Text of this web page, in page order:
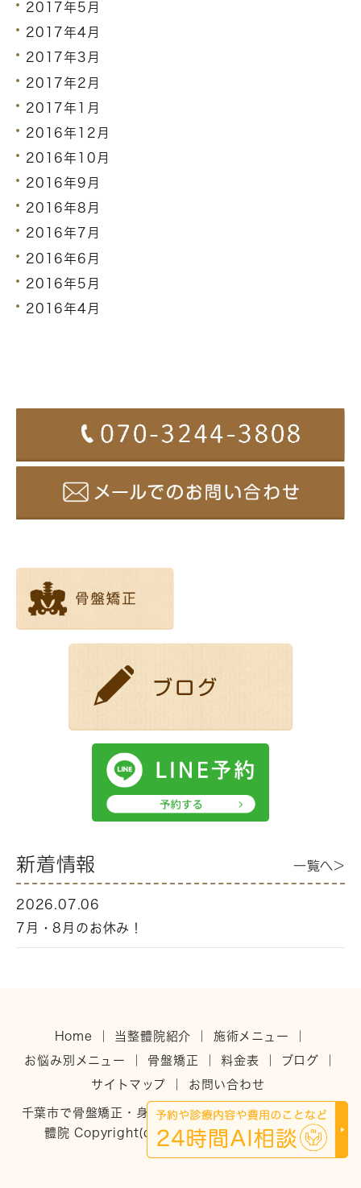
2017年5月
2017年4月
2017年3月
2017年2月
2017年1月
2016年12月
2016年10月
2016年9月
2016年8月
2016年7月
2016年6月
2016年5月
2016年4月
新着情報 一覧へ>
2026.07.06
7月・8月のお休み！
Home 当整體院紹介 施術メニュー
お悩み別メニュー
骨盤矯正 料金表 ブログ
サイトマップ
お問い合わせ
千葉市で骨盤矯正・身体を整えるなら稲毛のひだまり整
體院 Copyright(c)ひだまり整體院. All Rights
Reserved.